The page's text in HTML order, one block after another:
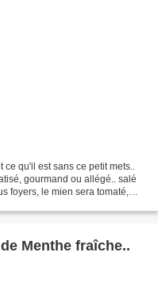
qu'il est sans ce petit mets..
gourmand ou allégé.. salé
foyers, le mien sera tomaté,
Menthe fraîche..